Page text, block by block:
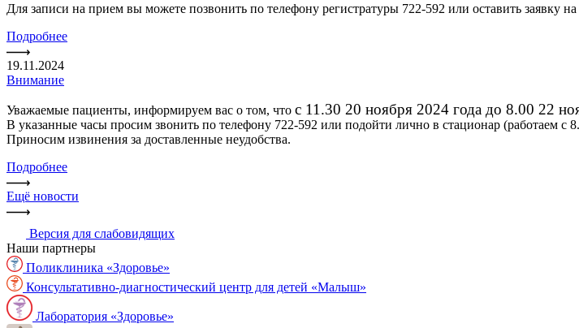
Для записи на прием вы можете позвонить по телефону регистратуры 722-592 или оставить заявку
Подробнее
19.11.2024
Внимание
Уважаемые пациенты, информируем вас о том, что с 11.30 20 ноября 2024 года до 8.00 22
В указанные часы просим звонить по телефону 722-592 или подойти лично в стационар (работаем с
Приносим извинения за доставленные неудобства.
Подробнее
Ещё новости
Версия для слабовидящих
Наши партнеры
Поликлиника «Здоровье»
Консультативно-диагностический центр для детей «Малыш»
Лаборатория «Здоровье»